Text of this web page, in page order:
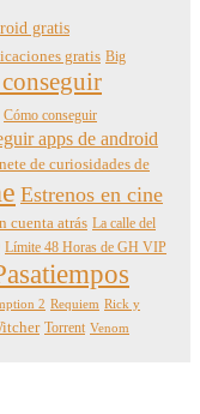
gratis
gratis Big
Cómo conseguir
apps de android
de curiosidades de
Estrenos en cine
cuenta atrás La calle del
Límite 48 Horas de GH VIP
2 Requiem Rick y
Torrent Venom